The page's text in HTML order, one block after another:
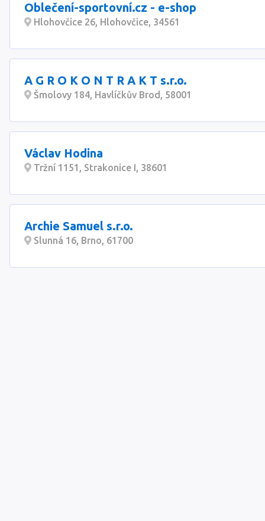
Oblečení-sportovní.cz - e-shop
Hlohovčice 26, Hlohovčice, 34561
A G R O K O N T R A K T s.r.o.
Šmolovy 184, Havlíčkův Brod, 58001
Václav Hodina
Tržní 1151, Strakonice I, 38601
Archie Samuel s.r.o.
Slunná 16, Brno, 61700